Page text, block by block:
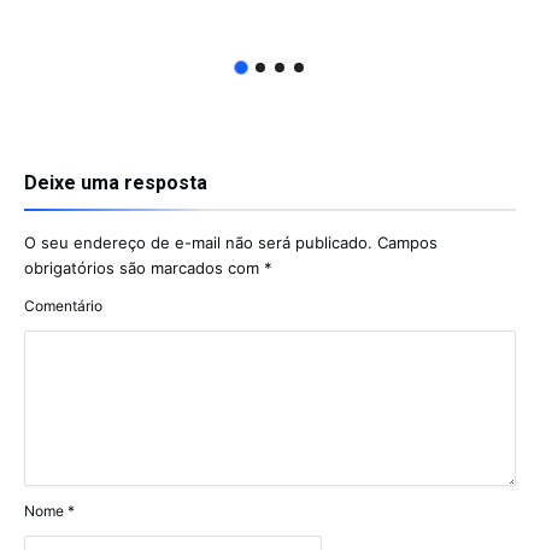
Deixe uma resposta
O seu endereço de e-mail não será publicado. Campos
obrigatórios são marcados com *
Comentário
Nome *